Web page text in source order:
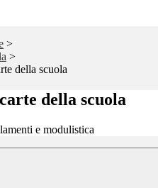
>
>
della scuola
della scuola
e modulistica